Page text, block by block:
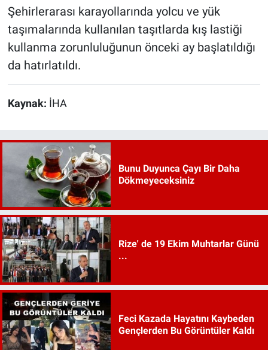
Şehirlerarası karayollarında yolcu ve yük
taşımalarında kullanılan taşıtlarda kış lastiği
kullanma zorunluluğunun önceki ay başlatıldığı
da hatırlatıldı.
Kaynak: İHA
Bunu Duyunca Çayı Bir Daha
Dökmeyeceksiniz
Rize' de 19 Ekim Muhtarlar Günü
...
Feci Kazada Hayatını Kaybeden
Gençlerden Bu Görüntüler Kaldı